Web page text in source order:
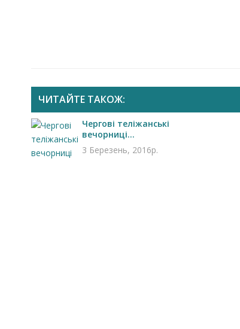
ЧИТАЙТЕ ТАКОЖ:
Чергові теліжанські
вечорниці...
3 Березень, 2016р.Запрошуємо на роботу в
Чехію